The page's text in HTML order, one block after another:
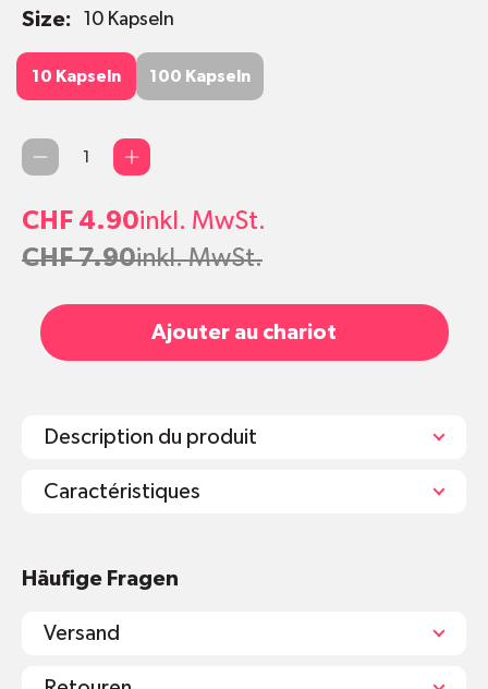
Size: 10 Kapseln
10 Kapseln
10 Kapseln 100 Kapseln
100 Kapseln
Quantité
CHF 4.90inkl. MwSt.
CHF 7.90inkl. MwSt.
Ajouter au chariot
Description du produit
Caractéristiques
100% kompostierbar
Tradtionell & organisch hergestellt in Nepal
Häufige Fragen
Versand